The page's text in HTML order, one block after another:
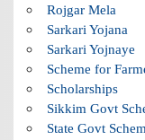
Rojgar Mela
Sarkari Yojana
Sarkari Yojnaye
Scheme for
Scholarships
Sikkim Govt
State Govt